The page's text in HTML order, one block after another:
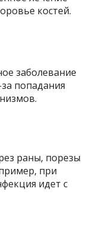
костей.
заболевание
попадания
раны, порезы
при
идет с